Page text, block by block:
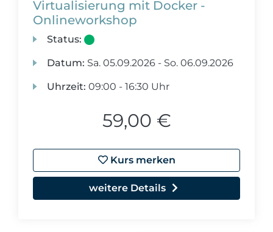
Virtualisierung mit Docker -
Onlineworkshop
Status:
Datum: Sa. 05.09.2026 - So. 06.09.2026
Uhrzeit: 09:00 - 16:30 Uhr
59,00 €
Kurs merken
weitere Details